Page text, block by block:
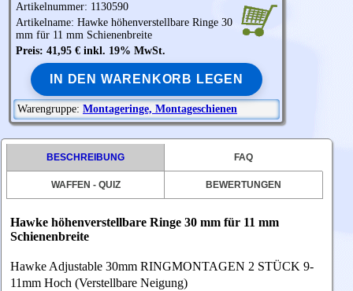
Artikelnummer: 1130590
Artikelname: Hawke höhenverstellbare Ringe 30
mm für 11 mm Schienenbreite
Preis: 41,95 € inkl. 19% MwSt.
IN DEN WARENKORB LEGEN
Warengruppe: Montageringe, Montageschienen
BESCHREIBUNG FAQ
WAFFEN - QUIZ BEWERTUNGEN
Hawke höhenverstellbare Ringe 30 mm für 11 mm
Schienenbreite
Hawke Adjustable 30mm RINGMONTAGEN 2 STÜCK 9-
11mm Hoch (Verstellbare Neigung)